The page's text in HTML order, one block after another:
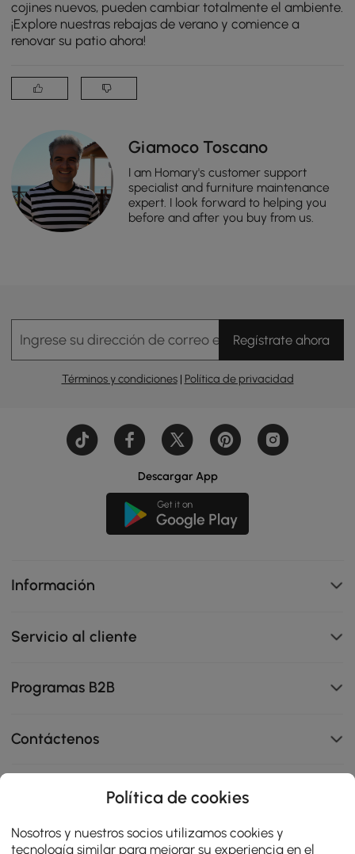
cojines nuevos, pueden cambiar totalmente el ambiente.
¡Explore nuestras rebajas de verano y comience a
renovar su patio ahora!
Giamoco Toscano
I am Homary's customer support
specialist and furniture maintenance
expert. I look forward to helping you
before and after you buy from us.
Ingrese su dirección de correo electrónicoRegístrate ahora
Términos y condiciones| Política de privacidad
Descargar App
Información
Servicio al cliente
Programas B2B
Contáctenos
4.8
star
OPINIONES CERTIFICADAS
Política de cookies
Nosotros y nuestros socios utilizamos cookies y
tecnología similar para mejorar su experiencia en el